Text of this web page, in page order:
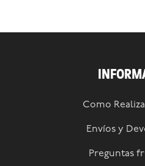
Como
Envíos y
Preguntas